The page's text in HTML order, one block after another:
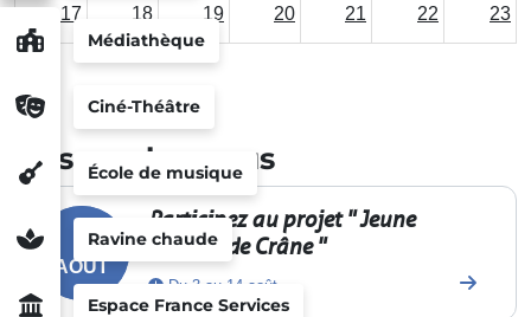
Médiathèque
Ciné-Théâtre
École de musique
Ravine chaude
Espace France Services
17 18 19 20 21 22 23
31 1 2
Nos rendez-vous
AOÛT
Participez au projet " Jeune
acteurs de Crâne "
Du 3 au 14 août